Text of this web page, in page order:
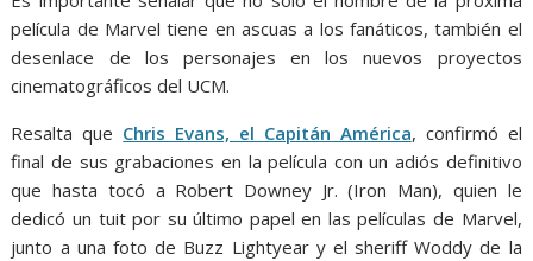
película de Marvel tiene en ascuas a los fanáticos, también el
desenlace de los personajes en los nuevos proyectos
cinematográficos del UCM.
Resalta que Chris Evans, el Capitán América, confirmó el
final de sus grabaciones en la película con un adiós definitivo
que hasta tocó a Robert Downey Jr. (Iron Man), quien le
dedicó un tuit por su último papel en las películas de Marvel,
junto a una foto de Buzz Lightyear y el sheriff Woddy de la